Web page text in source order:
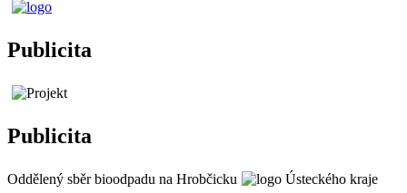
Publicita
Publicita
Oddělený sběr bioodpadu na Hrobčicku